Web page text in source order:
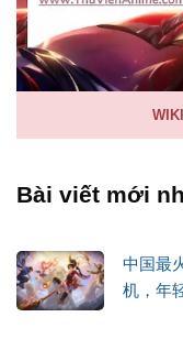
Bài viết mới
中国最
机，年